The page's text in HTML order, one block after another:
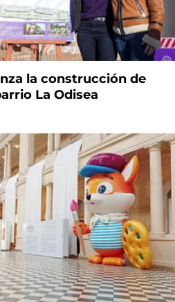
la construcción de
La Odisea